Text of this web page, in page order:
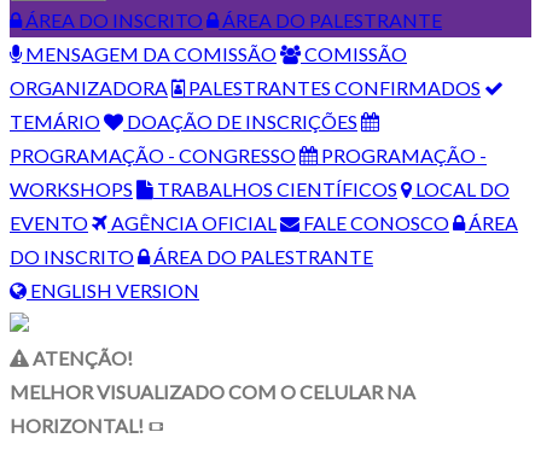
ÁREA DO INSCRITO
ÁREA DO PALESTRANTE
MENSAGEM DA COMISSÃO
COMISSÃO
ORGANIZADORA
PALESTRANTES CONFIRMADOS
TEMÁRIO
DOAÇÃO DE INSCRIÇÕES
PROGRAMAÇÃO - CONGRESSO
PROGRAMAÇÃO -
WORKSHOPS
TRABALHOS CIENTÍFICOS
LOCAL DO
EVENTO
AGÊNCIA OFICIAL FALE CONOSCO
ÁREA
DO INSCRITO
ÁREA DO PALESTRANTE
ENGLISH VERSION
ATENÇÃO!
MELHOR VISUALIZADO COM O CELULAR NA
HORIZONTAL!